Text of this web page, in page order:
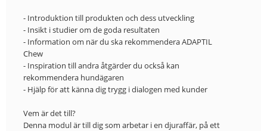
- Introduktion till produkten och dess utveckling
- Insikt i studier om de goda resultaten
- Information om när du ska rekommendera ADAPTIL
Chew
- Inspiration till andra åtgärder du också kan
rekommendera hundägaren
- Hjälp för att känna dig trygg i dialogen med kunder
Vem är det till?
Denna modul är till dig som arbetar i en djuraffär, på ett